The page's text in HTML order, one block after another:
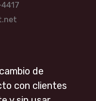
de
con clientes